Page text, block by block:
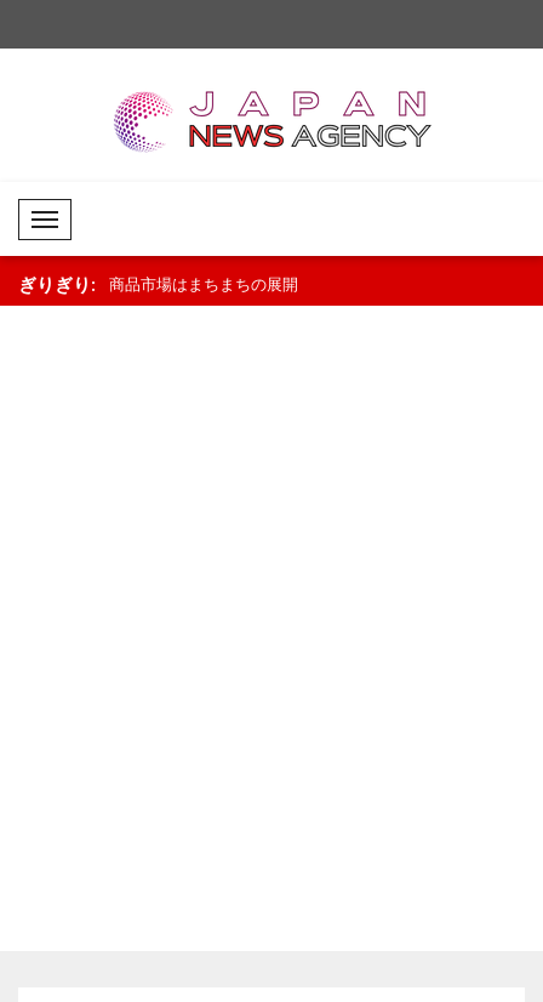
Mobil Menü
ぎりぎり:
開 外国為替市場では限定的な値動き..